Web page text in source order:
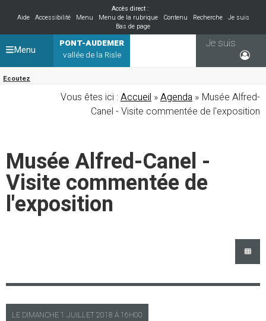
Accès direct :
Aide
Accessibilité Menu Menu de la rubrique Contenu Recherche
Je suis
Bas de page
PONT-AUDEMER
vallée de la Risle
Ecoutez
Je suis
Menu
Vous êtes ici : Accueil »Agenda » Musée Alfred-
Canel - Visite commentée de l'exposition
Musée Alfred-Canel -
Visite commentée de
l'exposition
LE DIMANCHE 1 JUILLET 2018 À 16H00